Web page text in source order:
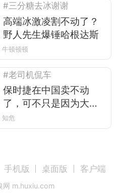
#三分糖去冰谢谢
高端冰激凌割不动了？
野人先生爆锤哈根达斯
牛顿顿顿
#老司机侃车
保时捷在中国卖不动
了，可不只是因为大环
境不好
知危
手机版 桌面版 客户端
网 m.huxiu.com